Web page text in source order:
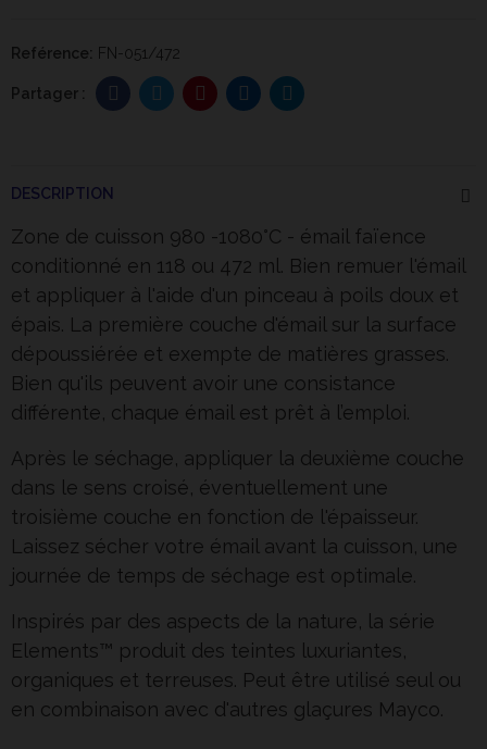
Reférence: FN-051/472
DESCRIPTION
Zone de cuisson 980 -1080°C - émail faïence
conditionné en 118 ou 472 ml. Bien remuer l'émail
et appliquer à l'aide d'un pinceau à poils doux et
épais. La première couche d'émail sur la surface
dépoussiérée et exempte de matières grasses.
Bien qu'ils peuvent avoir une consistance
différente, chaque émail est prêt à l’emploi.
Après le séchage, appliquer la deuxième couche
dans le sens croisé, éventuellement une
troisième couche en fonction de l'épaisseur.
Laissez sécher votre émail avant la cuisson, une
journée de temps de séchage est optimale.
Inspirés par des aspects de la nature, la série
Elements™ produit des teintes luxuriantes,
organiques et terreuses. Peut être utilisé seul ou
en combinaison avec d'autres glaçures Mayco.